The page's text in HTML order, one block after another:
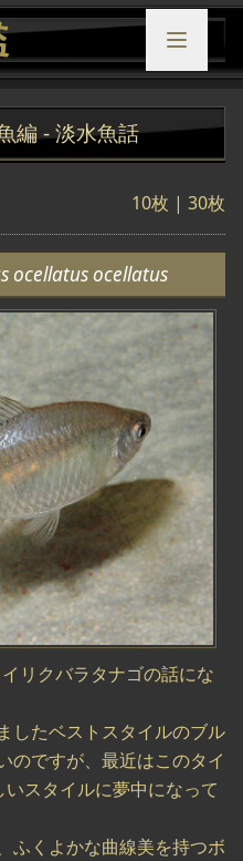
編 - 淡水魚話
10枚 | 30枚
ocellatus ocellatus
リクバラタナゴの話にな
したベストスタイルのブル
のですが、最近はこのタイ
スタイルに夢中になって
ふくよかな曲線美を持つボ